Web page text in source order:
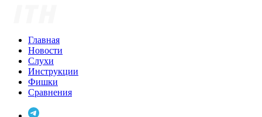
Главная
Новости
Слухи
Инструкции
Фишки
Сравнения